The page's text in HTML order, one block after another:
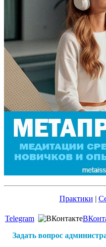
Практики |
Telegram
Задать вопрос